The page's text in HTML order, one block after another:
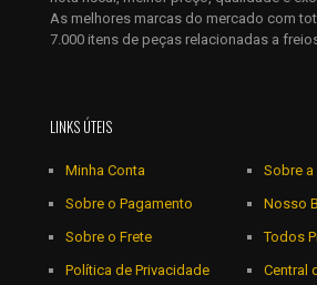
As melhores marcas do mercado com
7.000 itens de peças relacionadas a
LINKS ÚTEIS
Minha Conta
Sobre o Pagamento
Sobre o Frete
Política de Privacidade
Sobre a
Nosso
Todos
Central